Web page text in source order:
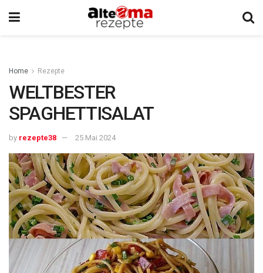
Home Rezepte
WELTBESTER
SPAGHETTISALAT
by rezepte38 25 Mai 2024